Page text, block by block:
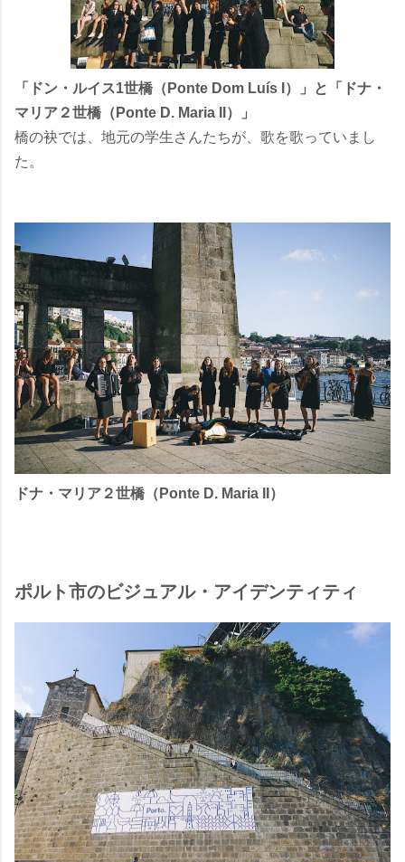
「ドン・ルイス1世橋（Ponte Dom Luís I）」と「ドナ・
マリア２世橋（Ponte D. Maria II）」
橋の袂では、地元の学生さんたちが、歌を歌っていまし
た。
ドナ・マリア２世橋（Ponte D. Maria II）
ポルト市のビジュアル・アイデンティティ